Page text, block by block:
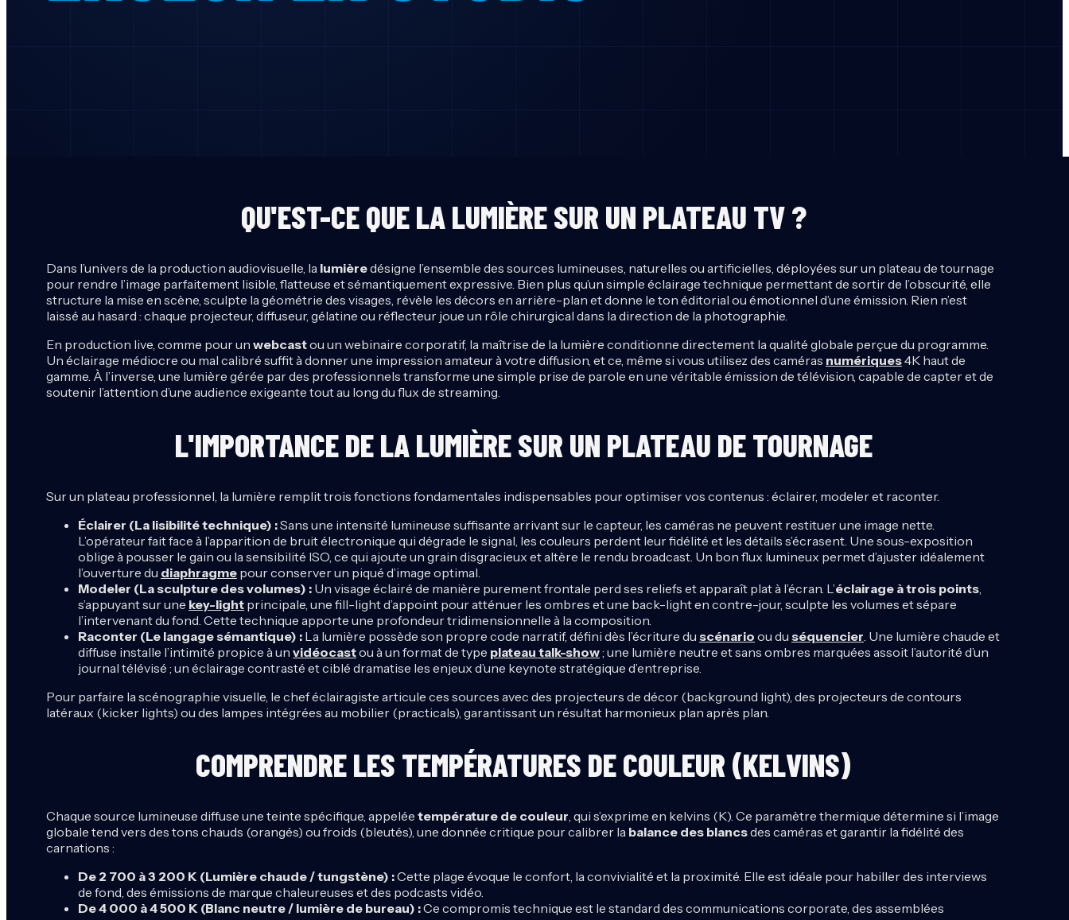
QU'EST-CE QUE LA LUMIÈRE SUR UN PLATEAU TV ?
Dans l’univers de la production audiovisuelle, la lumièredésigne l’ensemble des sources lumineuses, naturelles ou artificielles, déployées sur un plateau de tournage
pour rendre l’image parfaitement lisible, flatteuse et sémantiquement expressive. Bien plus qu’un simple éclairage technique permettant de sortir de l’obscurité, elle
structure la mise en scène, sculpte la géométrie des visages, révèle les décors en arrière-plan et donne le ton éditorial ou émotionnel d’une émission. Rien n’est
laissé au hasard : chaque projecteur, diffuseur, gélatine ou réflecteur joue un rôle chirurgical dans la direction de la photographie.
En production live, comme pour un webcastou un webinaire corporatif, la maîtrise de la lumière conditionne directement la qualité globale perçue du programme.
Un éclairage médiocre ou mal calibré suffit à donner une impression amateur à votre diffusion, et ce, même si vous utilisez des caméras numériques4K haut de
gamme. À l’inverse, une lumière gérée par des professionnels transforme une simple prise de parole en une véritable émission de télévision, capable de capter et de
soutenir l’attention d’une audience exigeante tout au long du flux de streaming.
L'IMPORTANCE DE LA LUMIÈRE SUR UN PLATEAU DE TOURNAGE
Sur un plateau professionnel, la lumière remplit trois fonctions fondamentales indispensables pour optimiser vos contenus : éclairer, modeler et raconter.
Éclairer (La lisibilité technique) :Sans une intensité lumineuse suffisante arrivant sur le capteur, les caméras ne peuvent restituer une image nette.
L’opérateur fait face à l’apparition de bruit électronique qui dégrade le signal, les couleurs perdent leur fidélité et les détails s’écrasent. Une sous-exposition
oblige à pousser le gain ou la sensibilité ISO, ce qui ajoute un grain disgracieux et altère le rendu broadcast. Un bon flux lumineux permet d’ajuster idéalement
l’ouverture du diaphragme pour conserver un piqué d’image optimal.
Modeler (La sculpture des volumes) : Un visage éclairé de manière purement frontale perd ses reliefs et apparaît plat à l’écran. L’éclairage à trois points
s’appuyant sur une key-light principale, une fill-light d’appoint pour atténuer les ombres et une back-light en contre-jour, sculpte les volumes et sépare
l’intervenant du fond. Cette technique apporte une profondeur tridimensionnelle à la composition.
Raconter (Le langage sémantique) : La lumière possède son propre code narratif, défini dès l’écriture du scénario ou du séquencier . Une lumière chaude et
diffuse installe l’intimité propice à un vidéocastou à un format de type plateau talk-show; une lumière neutre et sans ombres marquées assoit l’autorité d’un
journal télévisé ; un éclairage contrasté et ciblé dramatise les enjeux d’une keynote stratégique d’entreprise.
Pour parfaire la scénographie visuelle, le chef éclairagiste articule ces sources avec des projecteurs de décor (background light), des projecteurs de contours
latéraux (kicker lights) ou des lampes intégrées au mobilier (practicals), garantissant un résultat harmonieux plan après plan.
COMPRENDRE LES TEMPÉRATURES DE COULEUR (KELVINS)
Chaque source lumineuse diffuse une teinte spécifique, appelée température de couleur, qui s’exprime en kelvins (K). Ce paramètre thermique détermine si l’image
globale tend vers des tons chauds (orangés) ou froids (bleutés), une donnée critique pour calibrer la balance des blancsdes caméras et garantir la fidélité des
carnations :
De 2 700 à 3 200 K (Lumière chaude / tungstène) :Cette plage évoque le confort, la convivialité et la proximité. Elle est idéale pour habiller des interviews
de fond, des émissions de marque chaleureuses et des podcasts vidéo.
De 4 000 à 4 500 K (Blanc neutre / lumière de bureau) :Ce compromis technique est le standard des communications corporate, des assemblées